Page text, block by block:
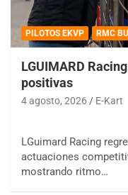
PILOTOS EKVP RMC
LGUIMARD
positivas
4 agosto, 2026 E-Kart
LGuimard Racing
actuaciones
mostrando ritmo…